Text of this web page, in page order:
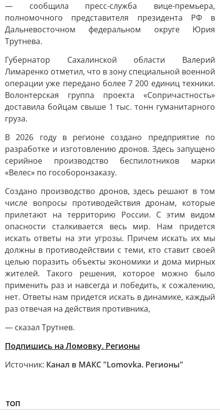
— сообщила пресс-служба вице-премьера,
полномочного представителя президента РФ в
Дальневосточном федеральном округе Юрия
Трутнева.
Губернатор Сахалинской области Валерий
Лимаренко отметил, что в зону специальной военной
операции уже передано более 7 200 единиц техники.
Волонтерская группа проекта «Сопричастность»
доставила бойцам свыше 1 тыс. тонн гуманитарного
груза.
В 2026 году в регионе создано предприятие по
разработке и изготовлению дронов. Здесь запущено
серийное производство беспилотников марки
«Велес» по гособоронзаказу.
Создано производство дронов, здесь решают в том
числе вопросы противодействия дронам, которые
прилетают на территорию России. С этим видом
опасности сталкивается весь мир. Нам придется
искать ответы на эти угрозы. Причем искать их мы
должны в противодействии с теми, кто ставит своей
целью поразить объекты экономики и дома мирных
жителей. Такого решения, которое можно было
применить раз и навсегда и победить, к сожалению,
нет. Ответы нам придется искать в динамике, каждый
раз отвечая на действия противника,
— сказал Трутнев.
Подпишись на Ломовку. Регионы
Источник: Канал в МАКС "Lomovka. Регионы"
ТОП